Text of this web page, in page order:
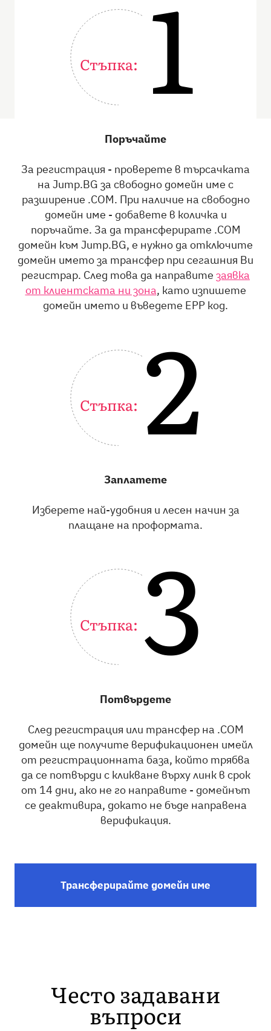
Български English
Стъпка: 1
Поръчайте
За регистрация - проверете в търсачката
на Jump.BG за свободно домейн име с
разширение .COM. При наличие на свободно
домейн име - добавете в количка и
поръчайте. За да трансферирате .COM
домейн към Jump.BG, е нужно да отключите
домейн името за трансфер при сегашния Ви
регистрар. След това да направите заявка
от клиентската ни зона, като изпишeте
домейн името и въведете EPP код.
Стъпка: 2
Заплатете
Изберете най-удобния и лесен начин за
плащане на проформата.
Стъпка: 3
Потвърдете
След регистрация или трансфер на .COM
домейн ще получите верификационен имейл
от регистрационната база, който трябва
да се потвърди с кликване върху линк в срок
от 14 дни, ако не го направите - домейнът
се деактивира, докато не бъде направена
верификация.
Трансферирайте домейн име
Често задавани
въпроси